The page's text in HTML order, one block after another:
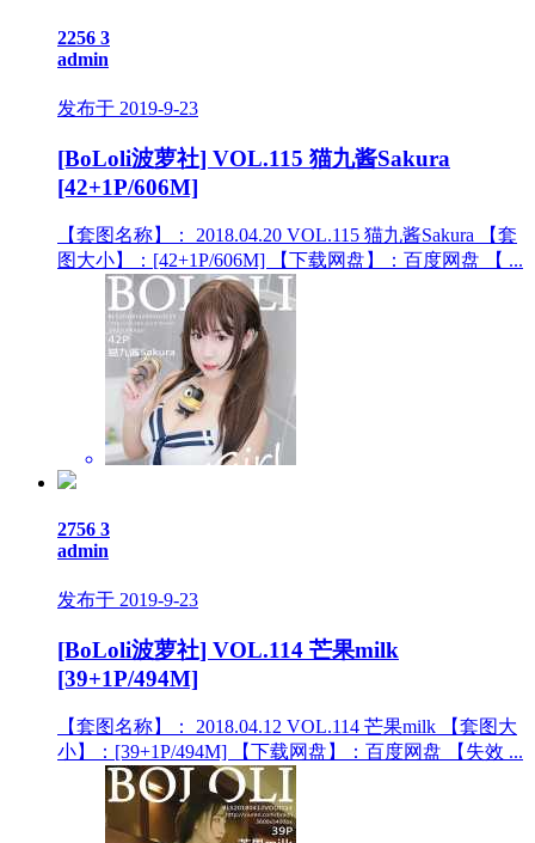
2256 3
admin
发布于 2019-9-23
[BoLoli波萝社] VOL.115 猫九酱Sakura
[42+1P/606M]
【套图名称】： 2018.04.20 VOL.115 猫九酱Sakura 【套
图大小】：[42+1P/606M] 【下载网盘】：百度网盘 【 ...
2756 3
admin
发布于 2019-9-23
[BoLoli波萝社] VOL.114 芒果milk
[39+1P/494M]
【套图名称】： 2018.04.12 VOL.114 芒果milk 【套图大
小】：[39+1P/494M] 【下载网盘】：百度网盘 【失效 ...